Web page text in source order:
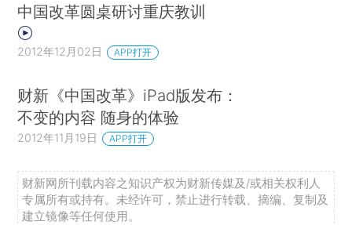
中国改革圆桌研讨重庆教训
2012年12月02日 APP打开
财新《中国改革》iPad版发布：
不变的内容 随身的体验
2012年11月19日 APP打开
财新网所刊载内容之知识产权为财新传媒及/或相关权利人
专属所有或持有。未经许可，禁止进行转载、摘编、复制及
建立镜像等任何使用。